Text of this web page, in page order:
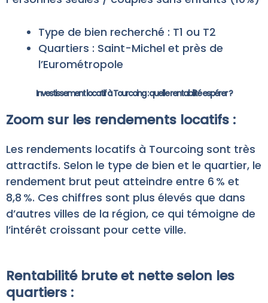
Type de bien recherché : T1 ou T2
Quartiers : Saint-Michel et près de
l’Eurométropole
Investissement locatif à Tourcoing : quelle rentabilité espérer ?
Zoom sur les rendements locatifs :
Les rendements locatifs à Tourcoing sont très
attractifs. Selon le type de bien et le quartier, le
rendement brut peut atteindre entre 6 % et
8,8 %. Ces chiffres sont plus élevés que dans
d’autres villes de la région, ce qui témoigne de
l’intérêt croissant pour cette ville.
Rentabilité brute et nette selon les
quartiers :